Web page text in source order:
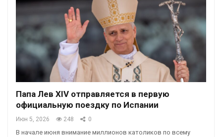
Папа Лев XIV отправляется в первую
официальную поездку по Испании
Июн 5, 2026 248 0
В начале июня внимание миллионов католиков по всему